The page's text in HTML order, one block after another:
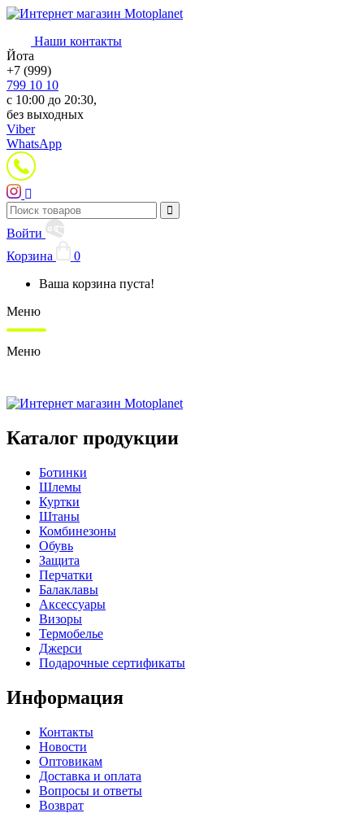
Наши контакты
Йота
+7 (999)
799 10 10
с 10:00 до 20:30,
без выходных
Viber
WhatsApp
Войти
Корзина
0
Ваша корзина пуста!
Меню
Меню
Каталог продукции
Ботинки
Шлемы
Куртки
Штаны
Комбинезоны
Обувь
Защита
Перчатки
Балаклавы
Аксессуары
Визоры
Термобелье
Джерси
Подарочные сертификаты
Информация
Контакты
Новости
Оптовикам
Доставка и оплата
Вопросы и ответы
Возврат